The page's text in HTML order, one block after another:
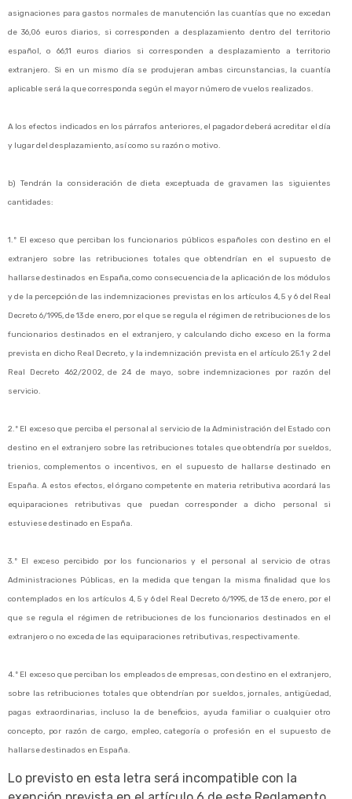
asignaciones para gastos normales de manutención las cuantías que no excedan
de 36,06 euros diarios, si corresponden a desplazamiento dentro del territorio
español, o 66,11 euros diarios si corresponden a desplazamiento a territorio
extranjero. Si en un mismo día se produjeran ambas circunstancias, la cuantía
aplicable será la que corresponda según el mayor número de vuelos realizados.
A los efectos indicados en los párrafos anteriores, el pagador deberá acreditar el día
y lugar del desplazamiento, así como su razón o motivo.
b) Tendrán la consideración de dieta exceptuada de gravamen las siguientes
cantidades:
1.º El exceso que perciban los funcionarios públicos españoles con destino en el
extranjero sobre las retribuciones totales que obtendrían en el supuesto de
hallarse destinados en España, como consecuencia de la aplicación de los módulos
y de la percepción de las indemnizaciones previstas en los artículos 4, 5 y 6 del Real
Decreto 6/1995, de 13 de enero, por el que se regula el régimen de retribuciones de los
funcionarios destinados en el extranjero, y calculando dicho exceso en la forma
prevista en dicho Real Decreto, y la indemnización prevista en el artículo 25.1 y 2 del
Real Decreto 462/2002, de 24 de mayo, sobre indemnizaciones por razón del
servicio.
2.º El exceso que perciba el personal al servicio de la Administración del Estado con
destino en el extranjero sobre las retribuciones totales que obtendría por sueldos,
trienios, complementos o incentivos, en el supuesto de hallarse destinado en
España. A estos efectos, el órgano competente en materia retributiva acordará las
equiparaciones retributivas que puedan corresponder a dicho personal si
estuviese destinado en España.
3.º El exceso percibido por los funcionarios y el personal al servicio de otras
Administraciones Públicas, en la medida que tengan la misma finalidad que los
contemplados en los artículos 4, 5 y 6 del Real Decreto 6/1995, de 13 de enero, por el
que se regula el régimen de retribuciones de los funcionarios destinados en el
extranjero o no exceda de las equiparaciones retributivas, respectivamente.
4.º El exceso que perciban los empleados de empresas, con destino en el extranjero,
sobre las retribuciones totales que obtendrían por sueldos, jornales, antigüedad,
pagas extraordinarias, incluso la de beneficios, ayuda familiar o cualquier otro
concepto, por razón de cargo, empleo, categoría o profesión en el supuesto de
hallarse destinados en España.
Lo previsto en esta letra será incompatible con la